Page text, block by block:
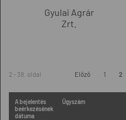
Gyulai Agrár
Zrt.
2 - 38. oldal Előző 1 2
A bejelentés
beérkezésének
dátuma
Ügyszám